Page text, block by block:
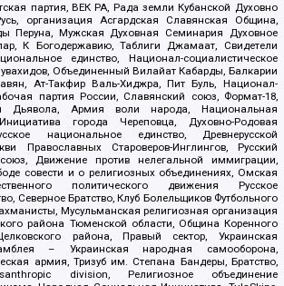
партия, ВЕК РА, Рада земли Кубанской Духовно
организация Асгардская Славянская Община,
Перуна, Мужская Духовная Семинария Духовное
К Богодержавию, Таблиги Джамаат, Свидетели
единство, Национал-социалистическое
Объединенный Вилайат Кабарды, Балкарии
Ат-Такфир Валь-Хиджра, Пит Буль, Национал-
партия России, Славянский союз, Формат-18,
Дьявола, Армия воли народа, Национальная
города Череповца, Духовно-Родовая
национальное единство, Древнерусской
Православных Староверов-Инглингов, Русский
Движение против нелегальной иммиграции,
совести и о религиозных объединениях, Омская
политического движения Русское
Северное Братство, Клуб Болельщиков Футбольного
Мусульманская религиозная организация
района Тюменской области, Община Коренного
района, Правый сектор, Украинская
– Украинская народная самооборона,
армия, Тризуб им. Степана Бандеры, Братство,
division, Религиозное объединение